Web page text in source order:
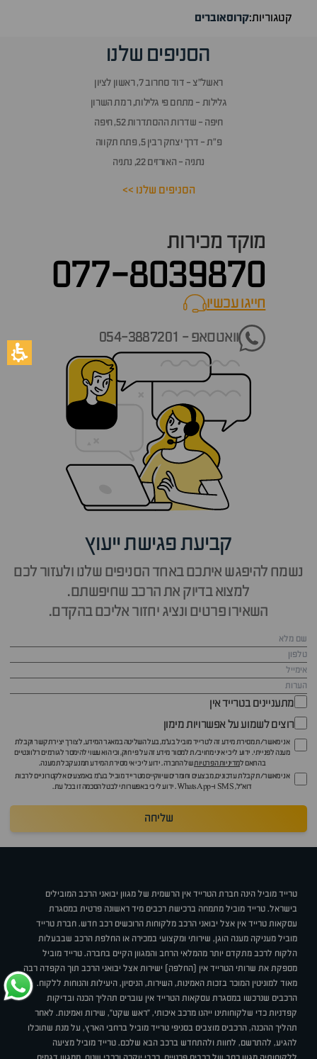
קטגוריות:קרוסאוברים
הסניפים שלנו
ראשל״צ - דוד סחרוב 7, ראשון לציון
גלילות - מתחם פי גלילות, רמת השרון
חיפה - שדרות ההסתדרות 52, חיפה
פ״ת - דרך יצחק רבין 5, פתח תקווה
נתניה - האורזים 22, נתניה
הסניפים שלנו >>
מוקד מכירות
077-8039870
חייגו עכשיוcall now
וואטסאפ - 054-3887201
קביעת פגישת ייעוץ
נשמח להיפגש איתכם באחד הסניפים שלנו ולעזור לכם
למצוא בדיוק את הרכב שחיפשתם.
השאירו פרטים ונציג יחזור אליכם בהקדם.
מתעניינים בטרייד אין
רוצים לשמוע על אפשרויות מימון
אני מאשר/ת מסירת מידע זה לטרייד מוביל בע"מ, בעל השליטה במאגר המידע, לצורך יצירת קשר וקבלת
מענה לפנייתי. ידוע לי כי איני מחויב/ת למסור מידע זה על פי חוק, וכי הוא עשוי להימסר לגורמים רלוונטיים
בהתאם למדיניות הפרטיותשל החברה. ידוע לי כי אי מסירת המידע תמנע קבלת מענה.
אני מאשר/ת קבלת עדכונים, מבצעים וחומרים שיווקיים מטרייד מוביל בע"מ באמצעים אלקטרוניים לרבות
דוא״ל, SMS ו-WhatsApp. ידוע לי כי באפשרותי לבטל הסכמה זו בכל עת.
שליחה
טרייד מוביל הינה חברת הטרייד אין הרשמית של מגוון יבואני הרכב המובילים
בישראל. טרייד מוביל מתמחה ברכישת רכבים מיד ראשונה פרטית במסגרת
עסקאות טרייד אין אצל יבואני הרכב מלקוחות הרוכשים רכב חדש. חברת טרייד
מוביל מעניקה מענה הוגן, שירותי ומקצועי במכירה או החלפת הרכב שבבעלות
הלקוח לרכב מתקדם יותר מהמלאי הרחב והמגוון הקיים בחברה. טרייד מוביל
מספקת את שרותי הטרייד אין (החלפה) ישירות אצל יבואני הרכב תוך הקפדה רבה
מאוד למוניטין המוכר בזכות האמינות, השירות, הניסיון, היעילות והנוחות ללקוח.
הרכבים שנרכשו במסגרת עסקאות הטרייד אין עוברים תהליך הכנה ובדיקות
קפדניות כדי שלקוחותינו ייהנו מרכב איכותי, "ראש שקט", שירות ואמינות. לאחר
תהליך ההכנה, הרכבים מוצבים בסניפי טרייד מוביל ברחבי הארץ, על מנת שתוכלו
להגיע, להתרשם, לחוות ולהתחדש ברכב הבא שלכם. טרייד מוביל מציעה